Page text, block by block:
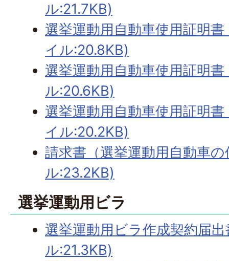
ル:21.7KB)
選挙運動用自動車使用証明
イル:20.8KB)
選挙運動用自動車使用証明
ル:20.6KB)
選挙運動用自動車使用証明
イル:20.2KB)
請求書（選挙運動用自動車
ル:23.2KB)
選挙運動用ビラ
選挙運動用ビラ作成契約届
ル:21.3KB)